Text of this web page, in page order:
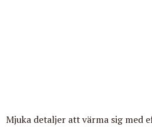
Mjuka detaljer att värma sig med